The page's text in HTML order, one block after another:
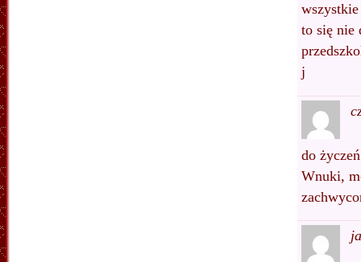
to się nie
j
do
Wnuki,